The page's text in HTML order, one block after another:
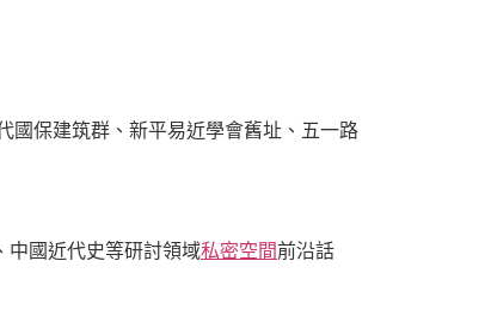
國保建筑群、新平易近學會舊址、五一路
中國近代史等研討領域私密空間前沿話